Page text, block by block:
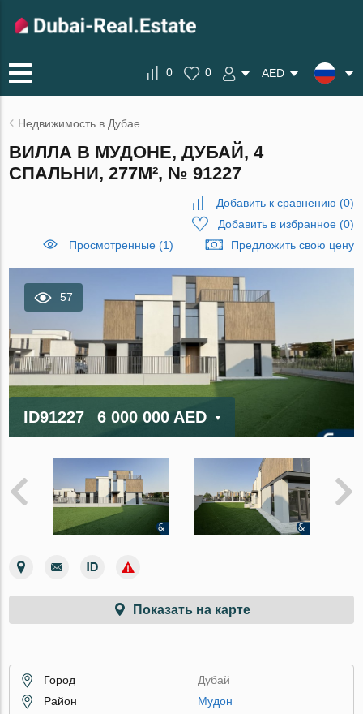
0 0 AED
Недвижимость в Дубае
ВИЛЛА В МУДОНЕ, ДУБАЙ, 4
СПАЛЬНИ, 277М², № 91227
Добавить к сравнению (0)
Добавить в избранное(0)
Просмотренные (1)
Предложить свою цену
57
ID91227 6 000 000 AED
Показать на карте
Город
Дубай
Район
Мудон